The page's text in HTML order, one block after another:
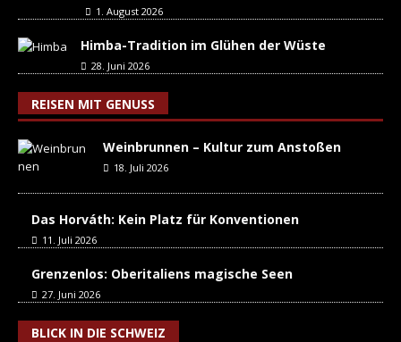
1. August 2026
Himba-Tradition im Glühen der Wüste
28. Juni 2026
REISEN MIT GENUSS
Weinbrunnen – Kultur zum Anstoßen
18. Juli 2026
Das Horváth: Kein Platz für Konventionen
11. Juli 2026
Grenzenlos: Oberitaliens magische Seen
27. Juni 2026
BLICK IN DIE SCHWEIZ